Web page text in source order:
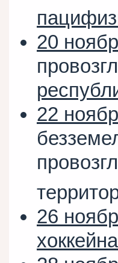
20
22
26